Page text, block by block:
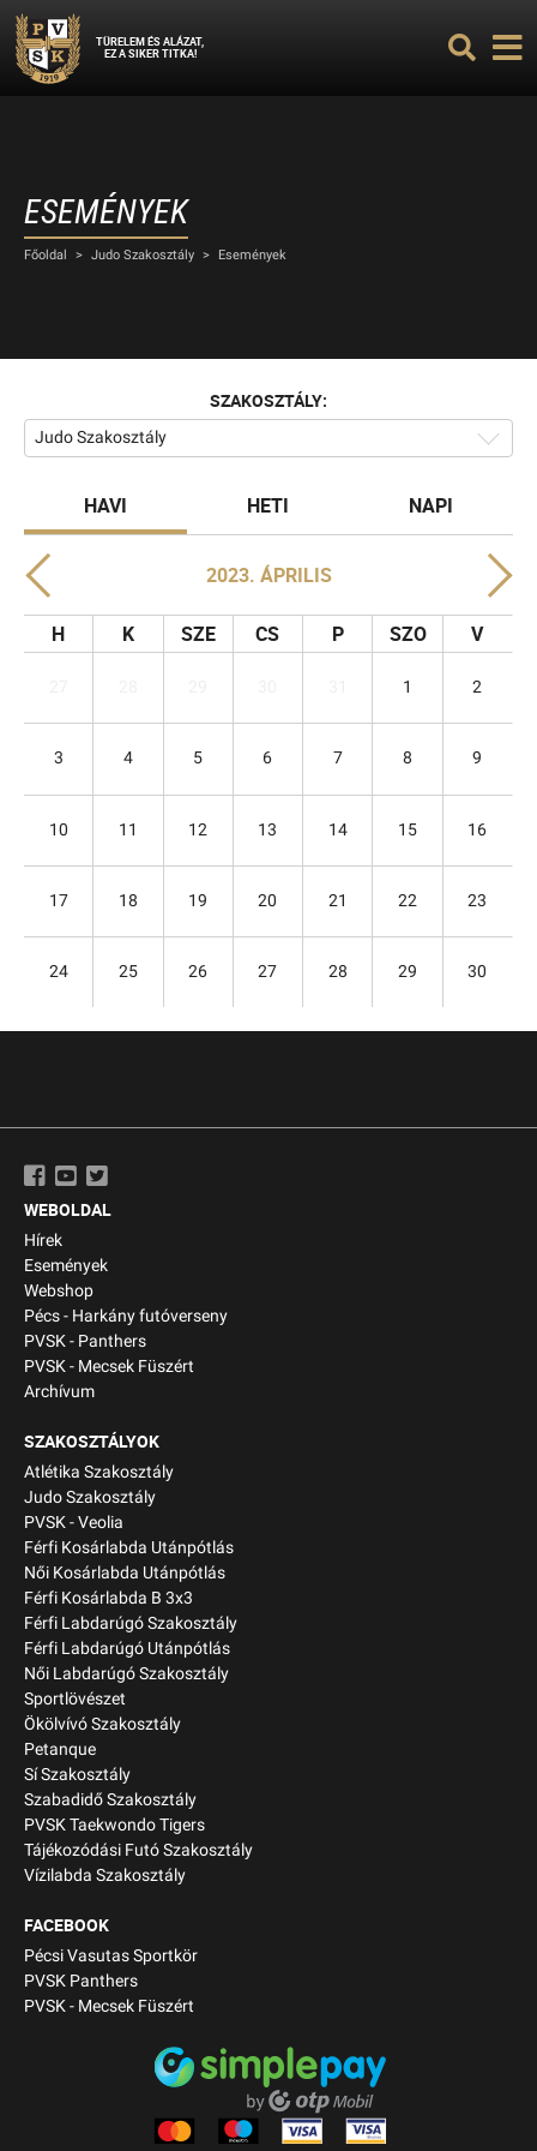
TÜRELEM ÉS ALÁZAT,
EZ A SIKER TITKA!
ESEMÉNYEK
Főoldal > Judo Szakosztály > Események
SZAKOSZTÁLY:
Judo Szakosztály
HAVI HETI NAPI
2023. ÁPRILIS
H K SZE CS P SZO V
1 2
3 4 5 6 7 8 9
10 11 12 13 14 15 16
17 18 19 20 21 22 23
24 25 26 27 28 29 30
WEBOLDAL
Hírek
Események
Webshop
Pécs - Harkány futóverseny
PVSK - Panthers
PVSK - Mecsek Füszért
Archívum
SZAKOSZTÁLYOK
Atlétika Szakosztály
Judo Szakosztály
PVSK - Veolia
Férfi Kosárlabda Utánpótlás
Női Kosárlabda Utánpótlás
Férfi Kosárlabda B 3x3
Férfi Labdarúgó Szakosztály
Férfi Labdarúgó Utánpótlás
Női Labdarúgó Szakosztály
Sportlövészet
Ökölvívó Szakosztály
Petanque
Sí Szakosztály
Szabadidő Szakosztály
PVSK Taekwondo Tigers
Tájékozódási Futó Szakosztály
Vízilabda Szakosztály
FACEBOOK
Pécsi Vasutas Sportkör
PVSK Panthers
PVSK - Mecsek Füszért